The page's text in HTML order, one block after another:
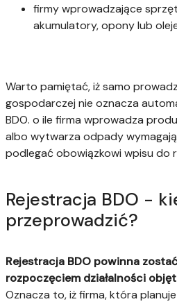
firmy wprowadzające
akumulatory, opony lub
Warto pamiętać, iż samo
gospodarczej nie oznacza
BDO. o ile firma wprowadza
albo wytwarza odpady
podlegać obowiązkowi wpisu do
Rejestracja BDO -
przeprowadzić?
Rejestracja BDO powinna
rozpoczęciem działalności
Oznacza to, iż firma, która